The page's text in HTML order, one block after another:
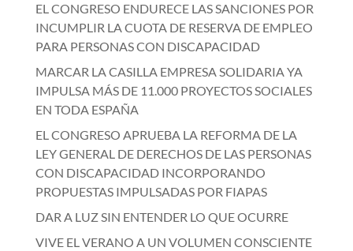
EL CONGRESO ENDURECE LAS SANCIONES POR
INCUMPLIR LA CUOTA DE RESERVA DE EMPLEO
PARA PERSONAS CON DISCAPACIDAD
MARCAR LA CASILLA EMPRESA SOLIDARIA YA
IMPULSA MÁS DE 11.000 PROYECTOS SOCIALES
EN TODA ESPAÑA
EL CONGRESO APRUEBA LA REFORMA DE LA
LEY GENERAL DE DERECHOS DE LAS PERSONAS
CON DISCAPACIDAD INCORPORANDO
PROPUESTAS IMPULSADAS POR FIAPAS
DAR A LUZ SIN ENTENDER LO QUE OCURRE
VIVE EL VERANO A UN VOLUMEN CONSCIENTE